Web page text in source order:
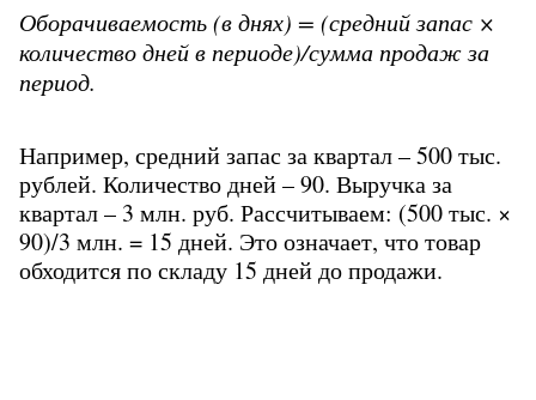
Оборачиваемость (в днях) = (средний запас ×
количество дней в периоде)/сумма продаж за
период.
Например, средний запас за квартал – 500 тыс.
рублей. Количество дней – 90. Выручка за
квартал – 3 млн. руб. Рассчитываем: (500 тыс. ×
90)/3 млн. = 15 дней. Это означает, что товар
обходится по складу 15 дней до продажи.